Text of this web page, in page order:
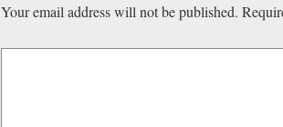
Your email address will not be published.